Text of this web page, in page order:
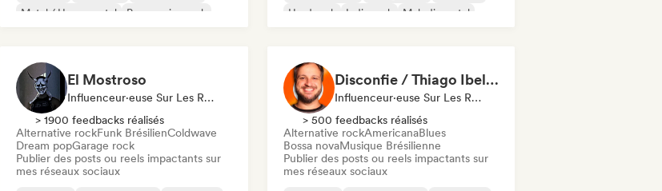
Metal / Heavy metal
Progressive rock
Hard rock
Indie rock Melodic metal
El Mostroso
Influenceur·euse Sur Les Réseaux Sociaux
> 1900 feedbacks réalisés
Alternative rockFunk BrésilienColdwave
Dream popGarage rock
Publier des posts ou reels impactants sur
mes réseaux sociaux
Disconfie / Thiago Ibelli - Content Creator
Influenceur·euse Sur Les Réseaux Sociaux
> 500 feedbacks réalisés
Alternative rockAmericanaBlues
Bossa novaMusique Brésilienne
Publier des posts ou reels impactants sur
mes réseaux sociaux